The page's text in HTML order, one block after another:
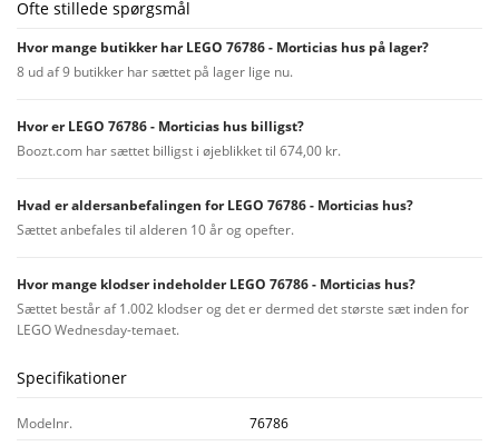
Ofte stillede spørgsmål
Hvor mange butikker har LEGO 76786 - Morticias hus på lager?
8 ud af 9 butikker har sættet på lager lige nu.
Hvor er LEGO 76786 - Morticias hus billigst?
Boozt.com har sættet billigst i øjeblikket til 674,00 kr.
Hvad er aldersanbefalingen for LEGO 76786 - Morticias hus?
Sættet anbefales til alderen 10 år og opefter.
Hvor mange klodser indeholder LEGO 76786 - Morticias hus?
Sættet består af 1.002 klodser og det er dermed det største sæt inden for
LEGO Wednesday-temaet.
Specifikationer
Modelnr.
76786